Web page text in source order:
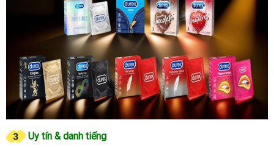
Uy tín & danh tiếng